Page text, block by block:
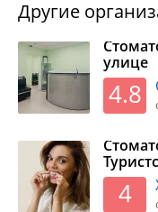
Другие
улице
4.8
4